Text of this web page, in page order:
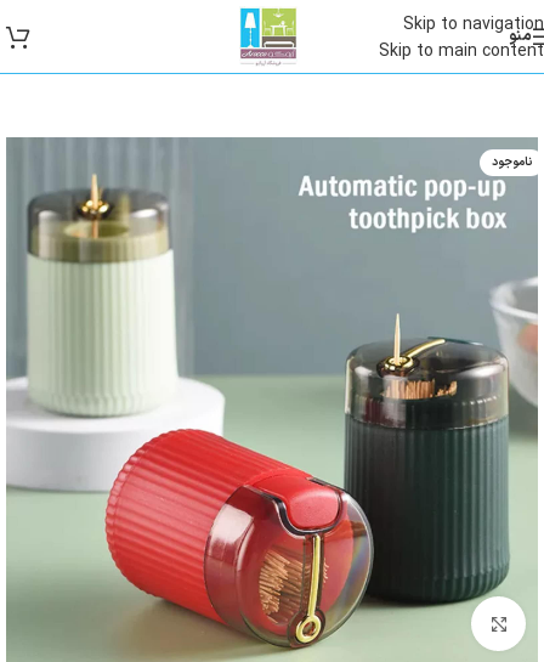
Skip to navigation
Skip to main content
منو
ناموجود
بزرگنمایی تصویر